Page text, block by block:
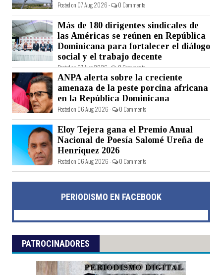
Posted on 07 Aug 2026 - 0 Comments
Más de 180 dirigentes sindicales de
las Américas se reúnen en República
Dominicana para fortalecer el diálogo
social y el trabajo decente
Posted on 07 Aug 2026 - 0 Comments
ANPA alerta sobre la creciente
amenaza de la peste porcina africana
en la República Dominicana
Posted on 06 Aug 2026 - 0 Comments
Eloy Tejera gana el Premio Anual
Nacional de Poesía Salomé Ureña de
Henríquez 2026
Posted on 06 Aug 2026 - 0 Comments
PERIODISMO EN FACEBOOK
PATROCINADORES